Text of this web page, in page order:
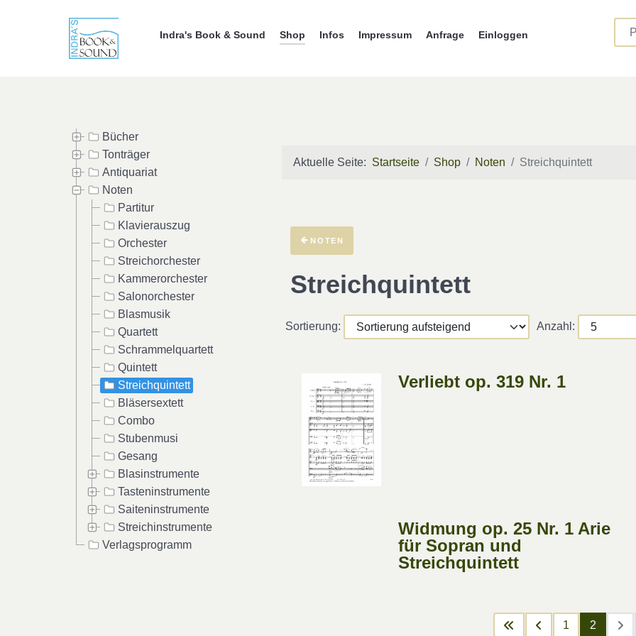
Indra's Book & Sound Shop Infos Impressum Anfrage Einloggen
Bücher
Tonträger
Antiquariat
Noten
Partitur
Klavierauszug
Orchester
Streichorchester
Kammerorchester
Salonorchester
Blasmusik
Quartett
Schrammelquartett
Quintett
Streichquintett
Bläsersextett
Combo
Stubenmusi
Gesang
Blasinstrumente
Tasteninstrumente
Saiteninstrumente
Streichinstrumente
Verlagsprogramm
Aktuelle Seite: Startseite Shop Noten Streichquintett
NOTEN
Streichquintett
Sortierung: Anzahl:
Verliebt op. 319 Nr. 1
Widmung op. 25 Nr. 1 Arie
für Sopran und
Streichquintett
1 2